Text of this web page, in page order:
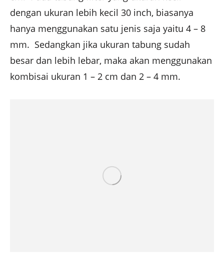
dengan ukuran lebih kecil 30 inch, biasanya
hanya menggunakan satu jenis saja yaitu 4 – 8
mm. Sedangkan jika ukuran tabung sudah
besar dan lebih lebar, maka akan menggunakan
kombisai ukuran 1 – 2 cm dan 2 – 4 mm.